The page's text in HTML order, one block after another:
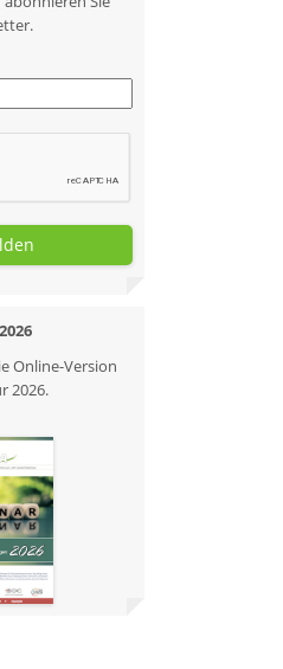
Online-Version
2026.